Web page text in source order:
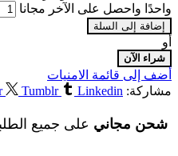
واحدًا واحصل على الآخر مجانا
إضافة إلى السلة
أو
شراء الآن
أضف إلى قائمة الامنيات
مشاركة:
Tumblr Linkedin
شحن مجاني على جميع